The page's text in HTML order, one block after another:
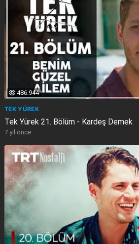
486.944
TEK YÜREK
Tek Yürek 21. Bölüm - Kardeş Demek
7 yıl önce